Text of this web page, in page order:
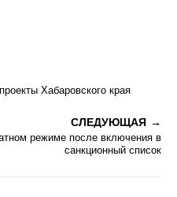
Хабаровского края
СЛЕДУЮЩАЯ
режиме после включения в
санкционный список